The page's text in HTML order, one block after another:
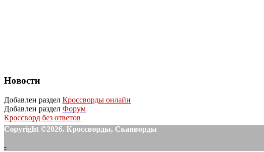
Новости
Добавлен раздел Кроссворды онлайн
Добавлен раздел Форум
Кроссворд без ответов
Copyright ©2026. Кроссворды, Сканворды
-